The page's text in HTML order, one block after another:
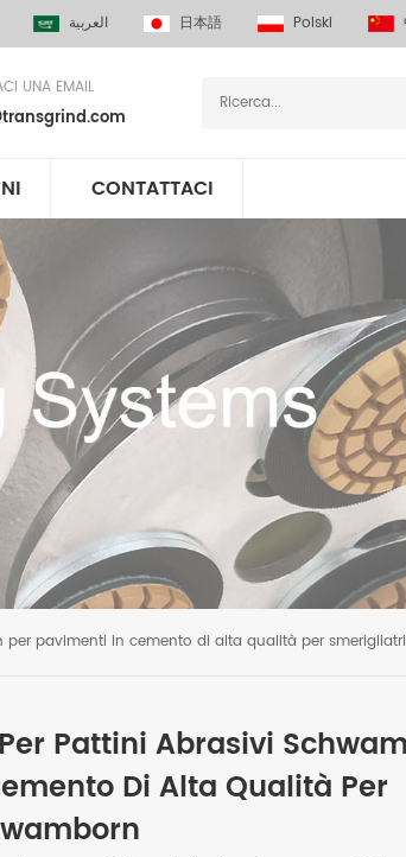
العربية 日本語 Polski
UNA EMAIL
CONTATTACI
pavimenti in cemento di alta qualità per
Pattini Abrasivi
Di Alta Qualità Per